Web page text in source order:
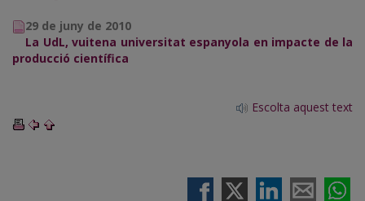
29 de juny de 2010
La UdL, vuitena universitat espanyola en impacte de la
producció científica
Escolta aquest text